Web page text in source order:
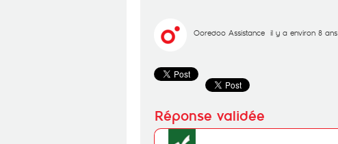
Ooredoo Assistance il y a environ 8 ans